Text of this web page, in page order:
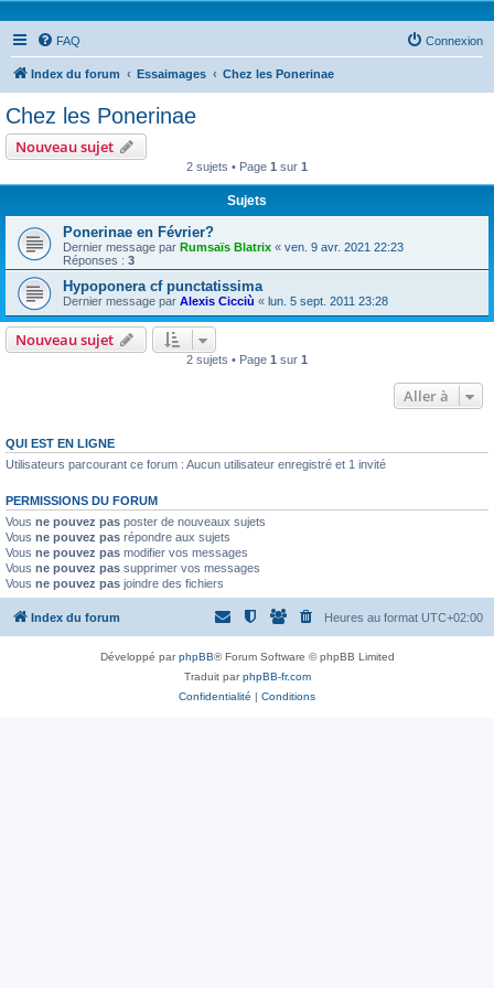
FAQ Connexion
Index du forum Essaimages Chez les Ponerinae
Chez les Ponerinae
Nouveau sujet
2 sujets • Page 1 sur 1
Sujets
Ponerinae en Février?
Dernier message par Rumsaïs Blatrix « ven. 9 avr. 2021 22:23
Réponses : 3
Hypoponera cf punctatissima
Dernier message par Alexis Cicciù « lun. 5 sept. 2011 23:28
Nouveau sujet
2 sujets • Page 1 sur 1
Aller à
QUI EST EN LIGNE
Utilisateurs parcourant ce forum : Aucun utilisateur enregistré et 1 invité
PERMISSIONS DU FORUM
Vous ne pouvez pas poster de nouveaux sujets
Vous ne pouvez pas répondre aux sujets
Vous ne pouvez pas modifier vos messages
Vous ne pouvez pas supprimer vos messages
Vous ne pouvez pas joindre des fichiers
Index du forum Heures au format UTC+02:00
Développé parphpBB® Forum Software © phpBB Limited
Traduit parphpBB-fr.com
Confidentialité | Conditions